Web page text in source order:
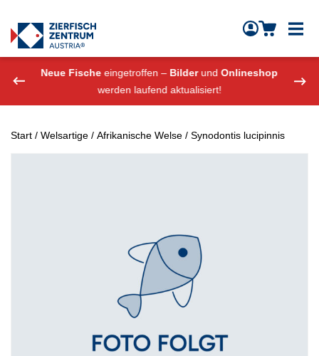
Zierfisch Aquarium Austria
Neue Fische eingetroffen – BilderundOnlineshop
werden laufend aktualisiert!
Start / Welsartige / Afrikanische Welse / Synodontis lucipinnis